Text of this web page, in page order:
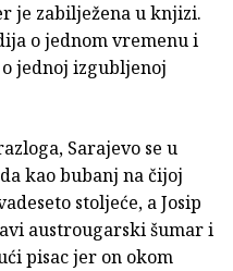
je zabilježena u knjizi.
o jednom vremenu i
jednoj izgubljenoj
Sarajevo se u
kao bubanj na čijoj
stoljeće, a Josip
austrougarski šumar i
pisac jer on okom